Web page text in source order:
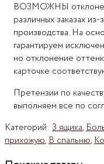
ВОЗМОЖНЫ
различных заказах
производства. На
гарантируем
но отклонение
карточке
Претензии по
выполняем все по
Категорий: 3 ящика,
прихожую,В спальню,